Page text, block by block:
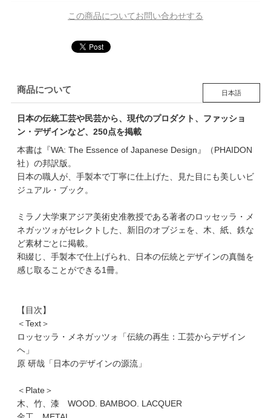
この商品についてお問い合わせする
商品について 日本語
日本の伝統工芸や民芸から、現代のプロダクト、ファッショ
ン・デザインなど、250点を掲載
本書は『WA: The Essence of Japanese Design』（PHAIDON
社）の邦訳版。
日本の職人が、手製本で丁寧に仕上げた、見た目にも美しいビ
ジュアル・ブック。
ミラノ大学東アジア美術史准教授である著者のロッセッラ・メ
ネガッツォがセレクトした、新旧のオブジェを、木、紙、鉄な
ど素材ごとに掲載。
和綴じ、手製本で仕上げられ、日本の伝統とデザインの真髄を
感じ取ることができる1冊。
【目次】
＜Text＞
ロッセッラ・メネガッツォ「伝統の再生：工芸からデザイン
ヘ」
原 研哉「日本のデザインの源流」
＜Plate＞
木、竹、漆 WOOD. BAMBOO. LACQUER